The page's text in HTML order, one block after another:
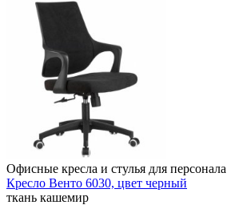
Офисные кресла и стулья для персонала
Кресло Венто 6030, цвет черный
ткань кашемир